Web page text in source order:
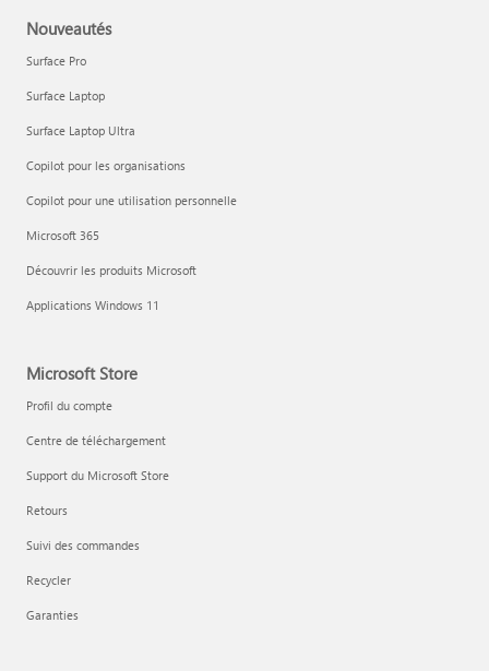
Nouveautés
Surface Pro
Surface Laptop
Surface Laptop Ultra
Copilot pour les organisations
Copilot pour une utilisation personnelle
Microsoft 365
Découvrir les produits Microsoft
Applications Windows 11
Microsoft Store
Profil du compte
Centre de téléchargement
Support du Microsoft Store
Retours
Suivi des commandes
Recycler
Garanties